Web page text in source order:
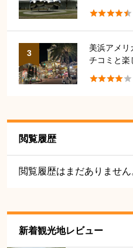

3
美浜アメリ
チコミと楽

閲覧履歴
閲覧履歴はまだありません
新着観光地レビュー